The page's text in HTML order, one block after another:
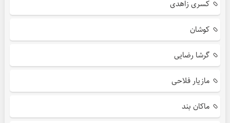
کسری زاهدی
کوشان
گرشا رضایی
مازیار فلاحی
ماکان بند